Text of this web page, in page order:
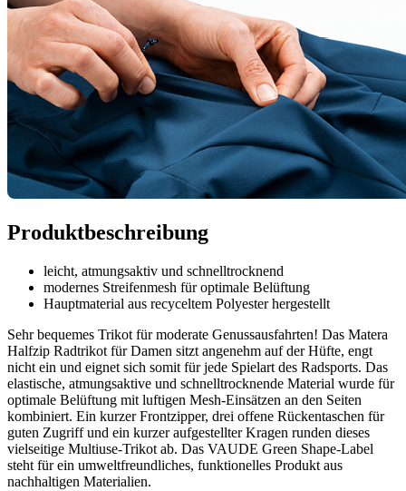
Produktbeschreibung
leicht, atmungsaktiv und schnelltrocknend
modernes Streifenmesh für optimale Belüftung
Hauptmaterial aus recyceltem Polyester hergestellt
Sehr bequemes Trikot für moderate Genussausfahrten! Das Matera
Halfzip Radtrikot für Damen sitzt angenehm auf der Hüfte, engt
nicht ein und eignet sich somit für jede Spielart des Radsports. Das
elastische, atmungsaktive und schnelltrocknende Material wurde für
optimale Belüftung mit luftigen Mesh-Einsätzen an den Seiten
kombiniert. Ein kurzer Frontzipper, drei offene Rückentaschen für
guten Zugriff und ein kurzer aufgestellter Kragen runden dieses
vielseitige Multiuse-Trikot ab. Das VAUDE Green Shape-Label
steht für ein umweltfreundliches, funktionelles Produkt aus
nachhaltigen Materialien.